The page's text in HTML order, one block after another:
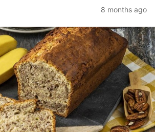
8 months ago